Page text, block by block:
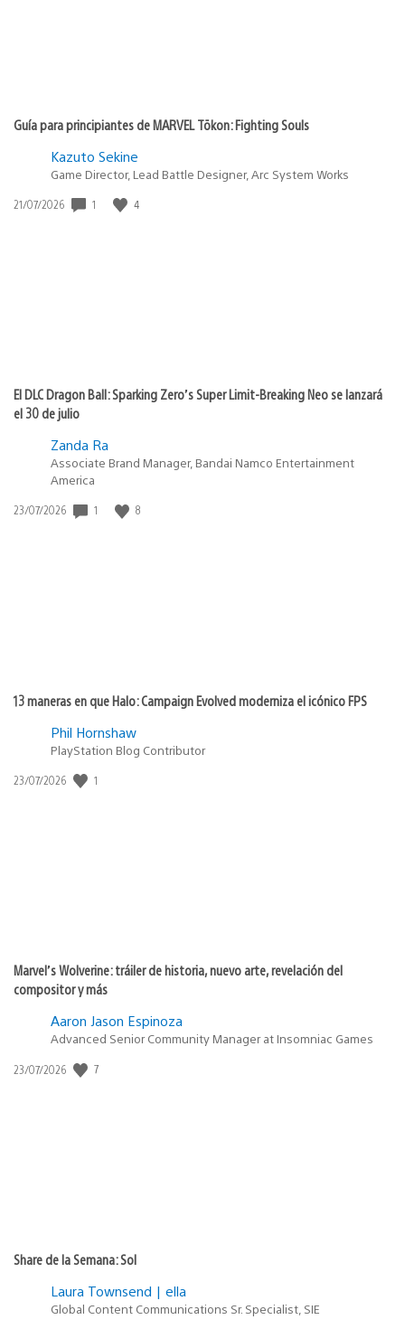
Guía para principiantes de MARVEL Tōkon: Fighting Souls
Kazuto Sekine
Game Director, Lead Battle Designer, Arc System Works
Fecha
21/07/2026 1 4
El DLC Dragon Ball: Sparking Zero’s Super Limit-Breaking Neo se lanzará
el 30 de julio
Zanda Ra
Associate Brand Manager, Bandai Namco Entertainment
America
Fecha
23/07/2026 1 8
13 maneras en que Halo: Campaign Evolved moderniza el icónico FPS
Phil Hornshaw
PlayStation Blog Contributor
Fecha
23/07/2026 1
Marvel’s Wolverine: tráiler de historia, nuevo arte, revelación del
compositor y más
Aaron Jason Espinoza
Advanced Senior Community Manager at Insomniac Games
Fecha
23/07/2026 7
Share de la Semana: Sol
Laura Townsend | ella
Global Content Communications Sr. Specialist, SIE